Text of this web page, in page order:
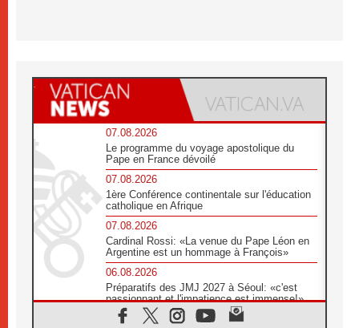
07.08.2026
Le programme du voyage apostolique du
Pape en France dévoilé
07.08.2026
1ère Conférence continentale sur l'éducation
catholique en Afrique
07.08.2026
Cardinal Rossi: «La venue du Pape Léon en
Argentine est un hommage à François»
06.08.2026
Préparatifs des JMJ 2027 à Séoul: «c'est
passionnant et l'impatience est immense!»
06.08.2026